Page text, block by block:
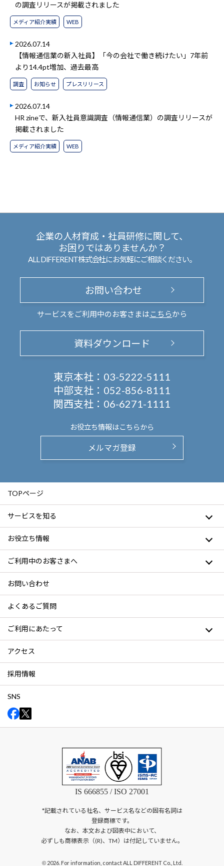
の調査リリースが掲載されました
メディア紹介実績 WEB
2026.07.14
【情報通信業の新入社員】「今の会社で働き続けたい」7年前
より14.4pt増加、過去最高
調査 お知らせ プレスリリース
2026.07.14
HR zineで、新入社員意識調査（情報通信業）の調査リリースが
掲載されました
メディア紹介実績 WEB
企業の人材育成・社員研修に関して、
お困りではありませんか？
ALL DIFFERENT株式会社にお気軽にご相談ください。
お問い合わせ
サービスをご利用中のお客さまは こちらから
資料ダウンロード
東京本社： 03-5222-5111
中部支社： 052-856-8111
関西支社： 06-6271-1111
お役立ち情報はこちらから
メルマガ登録
TOPページ
サービスを知る
お役立ち情報
ご利用中のお客さまへ
お問い合わせ
よくあるご質問
ご利用にあたって
アクセス
採用情報
SNS
IS 666855 / ISO 27001
*記載されている社名、サービス名などの固有名詞は
登録商標です。
なお、本文および図表中において、
必ずしも商標表示（(R)、TM）は付記していません。
©2026. For information, contact ALL DIFFERENT Co., Ltd.